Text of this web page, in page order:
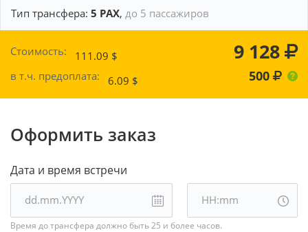
Тип трансфера: 5 PAX, до 5 пассажиров
Стоимость: 111.09 $ 9 128
в т.ч. предоплата: 6.09 $ 500
Оформить заказ
Дата и время встречи
Время до трансфера должно быть 25 и более часов.